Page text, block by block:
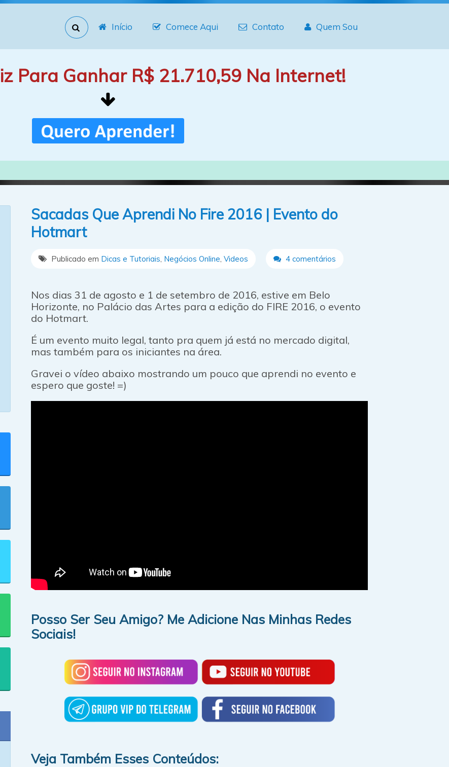
Início Comece Aqui Contato Quem Sou
Para Ganhar R$ 21.710,59 Na Internet!
Sacadas Que Aprendi No Fire 2016 | Evento do
Hotmart
Publicado em Dicas e Tutoriais Negócios Online Videos 4 comentários
Nos dias 31 de agosto e 1 de setembro de 2016, estive em Belo
Horizonte, no Palácio das Artes para a edição do FIRE 2016, o evento
do Hotmart.
É um evento muito legal, tanto pra quem já está no mercado digital,
mas também para os iniciantes na área.
Gravei o vídeo abaixo mostrando um pouco que aprendi no evento e
espero que goste! =)
Posso Ser Seu Amigo? Me Adicione Nas Minhas Redes
Sociais!
Veja Também Esses Conteúdos: